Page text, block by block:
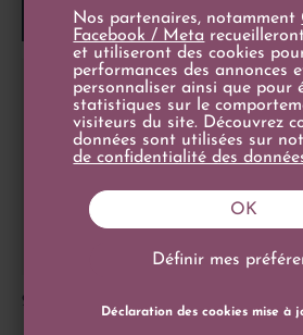
Ajouter au panier
Prix
261,00 €
70cl
Nos partenaires, notamment
Facebook / Meta
et utiliseront des cookies
performances des annonces
personnaliser ainsi que pour
statistiques sur le
visiteurs du site. Découvrez
données sont utilisées sur
de confidentialité des
Définir mes
OK
Déclaration des cookies mise à